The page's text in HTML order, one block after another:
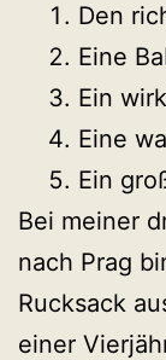
Den
Eine
Ein
Eine
Ein
Bei meiner
nach Prag
Rucksack
einer